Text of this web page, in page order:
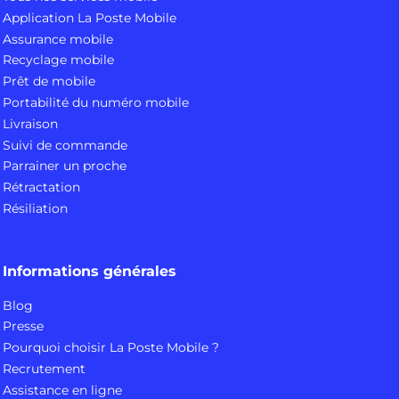
Application La Poste Mobile
Assurance mobile
Recyclage mobile
Prêt de mobile
Portabilité du numéro mobile
Livraison
Suivi de commande
Parrainer un proche
Rétractation
Résiliation
Informations générales
Blog
Presse
Pourquoi choisir La Poste Mobile ?
Recrutement
Assistance en ligne